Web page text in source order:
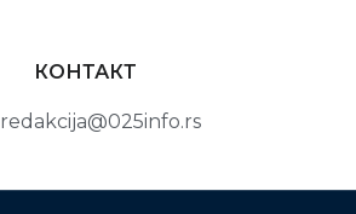
КОНТАКТ
redakcija@025info.rs